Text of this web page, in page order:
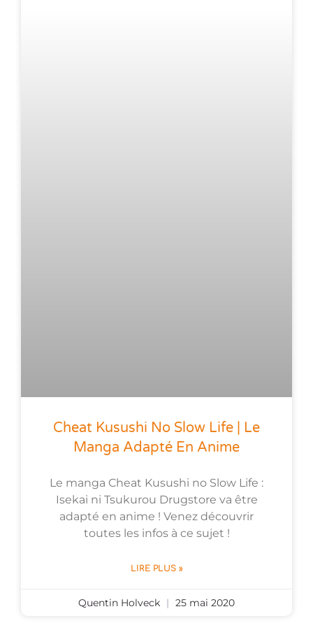
Cheat Kusushi No Slow Life | Le
Manga Adapté En Anime
Le manga Cheat Kusushi no Slow Life :
Isekai ni Tsukurou Drugstore va être
adapté en anime ! Venez découvrir
toutes les infos à ce sujet !
LIRE PLUS »
Quentin Holveck 25 mai 2020